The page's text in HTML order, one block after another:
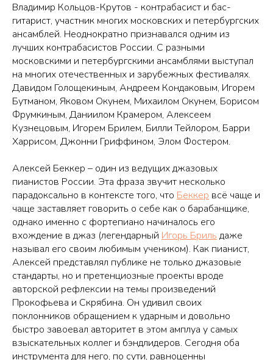
Владимир Кольцов-Крутов - контрабасист и бас-
гитарист, участник многих московских и петербургских
ансамблей. Неоднократно признавался одним из
лучших контрабасистов России. С разными
московскими и петербургскими ансамблями выступал
на многих отечественных и зарубежных фестивалях.
Давидом Голощекиным, Андреем Кондаковым, Игорем
Бутманом, Яковом Окунем, Михаилом Окунем, Борисом
Фрумкиным, Даниилом Крамером, Алексеем
Кузнецовым, Игорем Брилем, Билли Тейлором, Барри
Харрисом, Джонни Гриффином, Элом Фостером.
Алексей Беккер – один из ведущих джазовых
пианистов России. Эта фраза звучит несколько
парадоксально в контексте того, что Беккер всё чаще и
чаще заставляет говорить о себе как о барабанщике,
однако именно с фортепиано начиналось его
вхождение в джаз (легендарный Игорь Бриль даже
называл его своим любимым учеником). Как пианист,
Алексей представлял публике не только джазовые
стандарты, но и претенциозные проекты вроде
авторской рефлексии на темы произведений
Прокофьева и Скрябина. Он удивил своих
поклонников обращением к ударным и довольно
быстро завоевал авторитет в этом амплуа у самых
взыскательных коллег и бэндлидеров. Сегодня оба
инструмента для него, по сути, равноценны